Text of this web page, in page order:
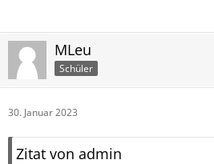
MLeu
Schüler
30. Januar 2023
Zitat von admin